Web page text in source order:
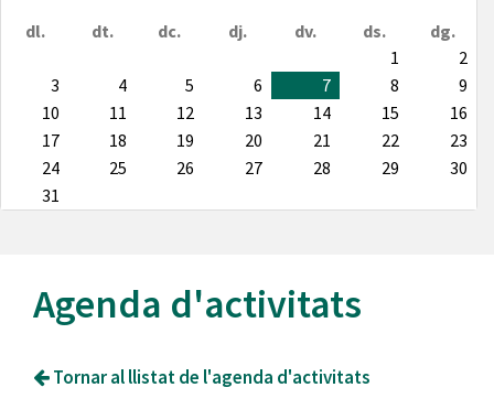
dl. dt. dc. dj. dv. ds.
dg.
1
2
3
4 5 6 7 8
9
10
11 12 13 14 15
16
17
18 19 20 21 22
23
24
25 26 27 28 29
30
31
Agenda d'activitats
Tornar al llistat de l'agenda d'activitats